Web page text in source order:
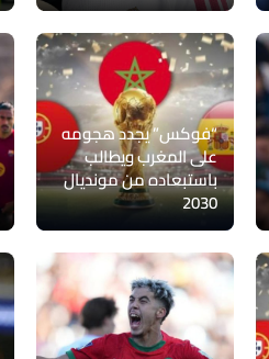
“فوكس” يجدد هجومه
على المغرب ويطالب
باستبعاده من مونديال
2030